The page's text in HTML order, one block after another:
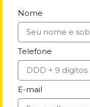
Nome
Telefone
E-mail